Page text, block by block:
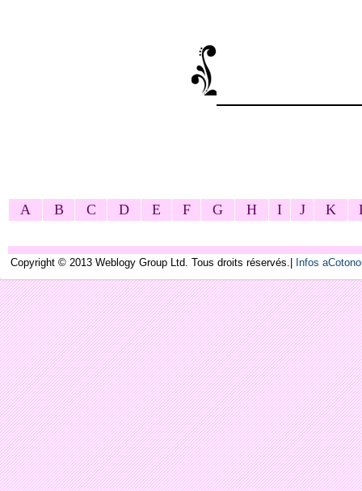
A B C D E F G H I J K
Copyright © 2013 Weblogy Group Ltd. Tous droits réservés.| Infos